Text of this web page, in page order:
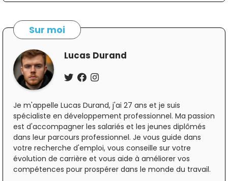
Sur moi
Lucas Durand
Je m'appelle Lucas Durand, j'ai 27 ans et je suis
spécialiste en développement professionnel. Ma passion
est d'accompagner les salariés et les jeunes diplômés
dans leur parcours professionnel. Je vous guide dans
votre recherche d'emploi, vous conseille sur votre
évolution de carrière et vous aide à améliorer vos
compétences pour prospérer dans le monde du travail.